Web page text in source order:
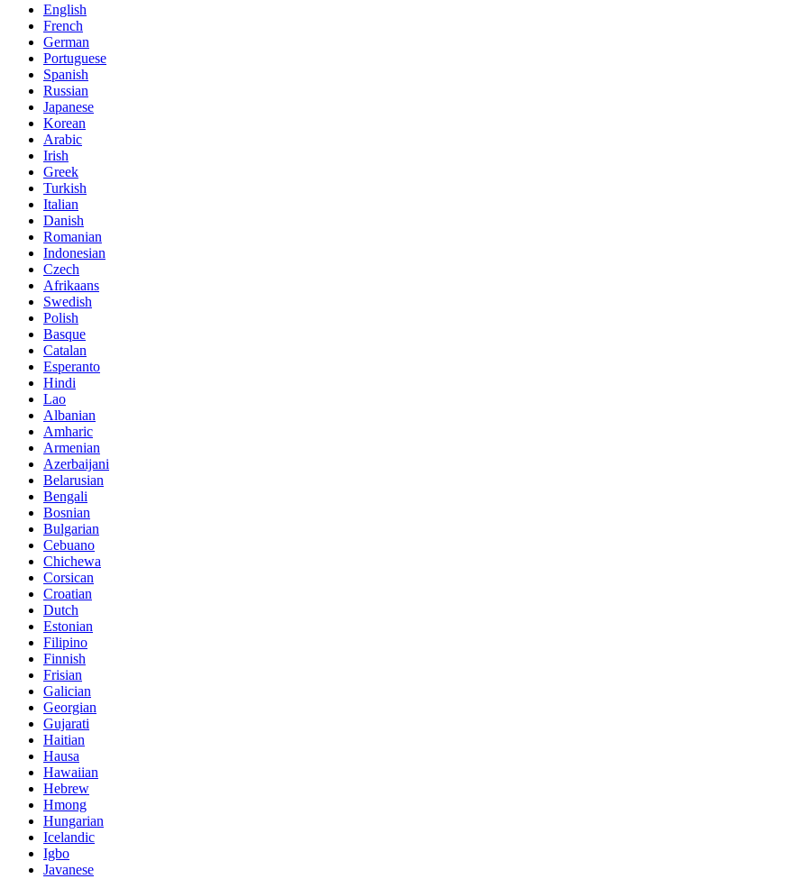
English
French
German
Portuguese
Spanish
Russian
Japanese
Korean
Arabic
Irish
Greek
Turkish
Italian
Danish
Romanian
Indonesian
Czech
Afrikaans
Swedish
Polish
Basque
Catalan
Esperanto
Hindi
Lao
Albanian
Amharic
Armenian
Azerbaijani
Belarusian
Bengali
Bosnian
Bulgarian
Cebuano
Chichewa
Corsican
Croatian
Dutch
Estonian
Filipino
Finnish
Frisian
Galician
Georgian
Gujarati
Haitian
Hausa
Hawaiian
Hebrew
Hmong
Hungarian
Icelandic
Igbo
Javanese